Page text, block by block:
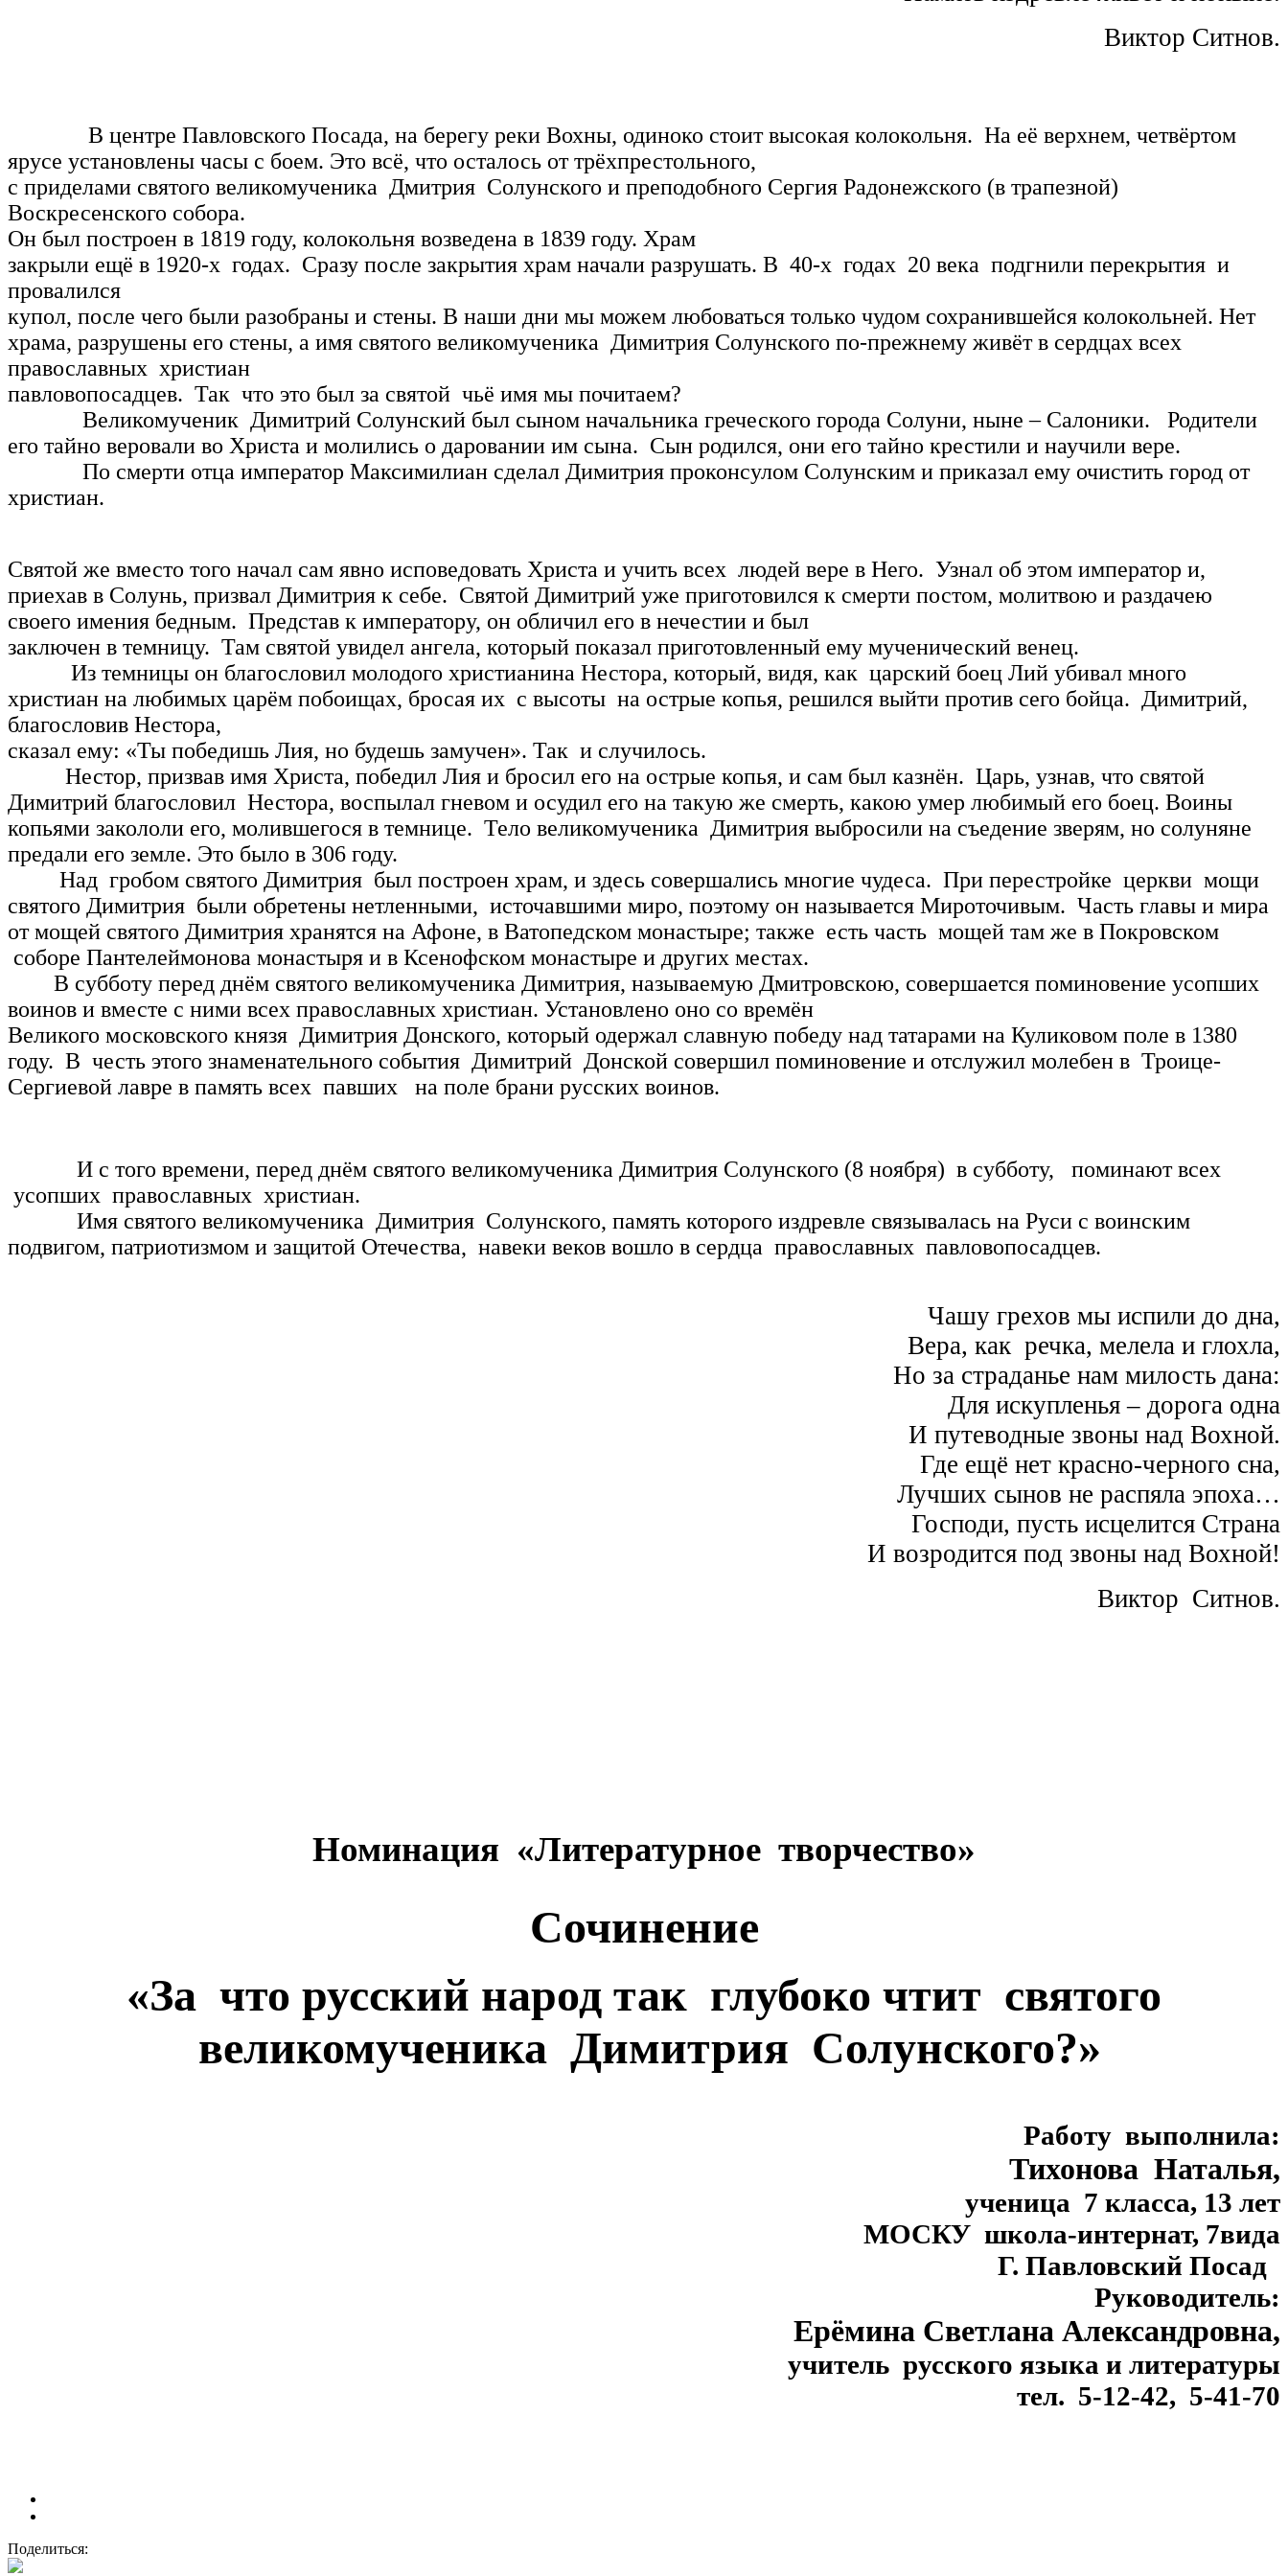
Виктор Ситнов.
В центре Павловского Посада, на берегу реки Вохны, одиноко стоит высокая колокольня. На её верхнем, четвёртом
ярусе установлены часы с боем. Это всё, что осталось от трёхпрестольного,
с приделами святого великомученика Дмитрия Солунского и преподобного Сергия Радонежского (в трапезной)
Воскресенского собора.
Он был построен в 1819 году, колокольня возведена в 1839 году. Храм
закрыли ещё в 1920-х годах. Сразу после закрытия храм начали разрушать. В 40-х годах 20 века подгнили перекрытия и
провалился
купол, после чего были разобраны и стены. В наши дни мы можем любоваться только чудом сохранившейся колокольней. Нет
храма, разрушены его стены, а имя святого великомученика Димитрия Солунского по-прежнему живёт в сердцах всех
православных христиан
павловопосадцев. Так что это был за святой чьё имя мы почитаем?
Великомученик Димитрий Солунский был сыном начальника греческого города Солуни, ныне – Салоники. Родители
его тайно веровали во Христа и молились о даровании им сына. Сын родился, они его тайно крестили и научили вере.
По смерти отца император Максимилиан сделал Димитрия проконсулом Солунским и приказал ему очистить город от
христиан.
Святой же вместо того начал сам явно исповедовать Христа и учить всех людей вере в Него. Узнал об этом император и,
приехав в Солунь, призвал Димитрия к себе. Святой Димитрий уже приготовился к смерти постом, молитвою и раздачею
своего имения бедным. Представ к императору, он обличил его в нечестии и был
заключен в темницу. Там святой увидел ангела, который показал приготовленный ему мученический венец.
Из темницы он благословил молодого христианина Нестора, который, видя, как царский боец Лий убивал много
христиан на любимых царём побоищах, бросая их с высоты на острые копья, решился выйти против сего бойца. Димитрий,
благословив Нестора,
сказал ему: «Ты победишь Лия, но будешь замучен». Так и случилось.
Нестор, призвав имя Христа, победил Лия и бросил его на острые копья, и сам был казнён. Царь, узнав, что святой
Димитрий благословил Нестора, воспылал гневом и осудил его на такую же смерть, какою умер любимый его боец. Воины
копьями закололи его, молившегося в темнице. Тело великомученика Димитрия выбросили на съедение зверям, но солуняне
предали его земле. Это было в 306 году.
Над гробом святого Димитрия был построен храм, и здесь совершались многие чудеса. При перестройке церкви мощи
святого Димитрия были обретены нетленными, источавшими миро, поэтому он называется Мироточивым. Часть главы и мира
от мощей святого Димитрия хранятся на Афоне, в Ватопедском монастыре; также есть часть мощей там же в Покровском
соборе Пантелеймонова монастыря и в Ксенофском монастыре и других местах.
В субботу перед днём святого великомученика Димитрия, называемую Дмитровскою, совершается поминовение усопших
воинов и вместе с ними всех православных христиан. Установлено оно со времён
Великого московского князя Димитрия Донского, который одержал славную победу над татарами на Куликовом поле в 1380
году. В честь этого знаменательного события Димитрий Донской совершил поминовение и отслужил молебен в Троице-
Сергиевой лавре в память всех павших на поле брани русских воинов.
И с того времени, перед днём святого великомученика Димитрия Солунского (8 ноября) в субботу, поминают всех
усопших православных христиан.
Имя святого великомученика Димитрия Солунского, память которого издревле связывалась на Руси с воинским
подвигом, патриотизмом и защитой Отечества, навеки веков вошло в сердца православных павловопосадцев.
Чашу грехов мы испили до дна,
Вера, как речка, мелела и глохла,
Но за страданье нам милость дана:
Для искупленья – дорога одна
И путеводные звоны над Вохной.
Где ещё нет красно-черного сна,
Лучших сынов не распяла эпоха…
Господи, пусть исцелится Страна
И возродится под звоны над Вохной!
Виктор Ситнов.
Номинация «Литературное творчество»
Сочинение
«За что русский народ так глубоко чтит святого
великомученика Димитрия Солунского?»
Работу выполнила:
Тихонова Наталья,
ученица 7 класса, 13 лет
МОСКУ школа-интернат, 7вида
Г. Павловский Посад
Руководитель:
Ерёмина Светлана Александровна,
учитель русского языка и литературы
тел. 5-12-42, 5-41-70
Поделиться: